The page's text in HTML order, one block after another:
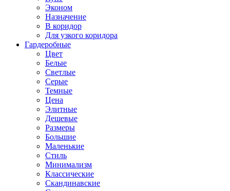
Эконом
Назначение
В коридор
Для узкого коридора
Гардеробные
Цвет
Белые
Светлые
Серые
Темные
Цена
Элитные
Дешевые
Размеры
Большие
Маленькие
Стиль
Минимализм
Классические
Скандинавские